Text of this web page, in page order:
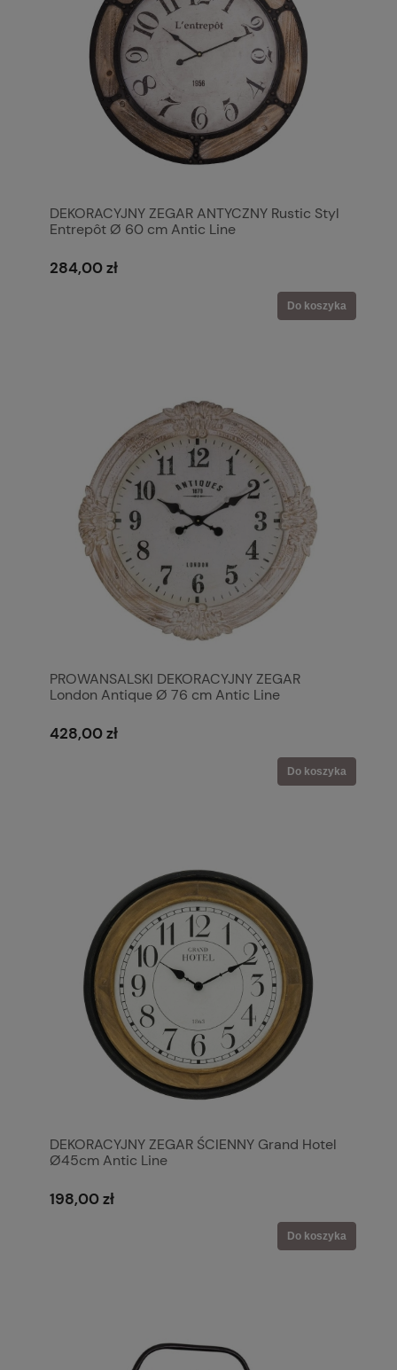
DEKORACYJNY ZEGAR ANTYCZNY Rustic Styl
Entrepôt Ø 60 cm Antic Line
284,00 zł
Do koszyka
PROWANSALSKI DEKORACYJNY ZEGAR
London Antique Ø 76 cm Antic Line
428,00 zł
Do koszyka
DEKORACYJNY ZEGAR ŚCIENNY Grand Hotel
Ø45cm Antic Line
198,00 zł
Do koszyka